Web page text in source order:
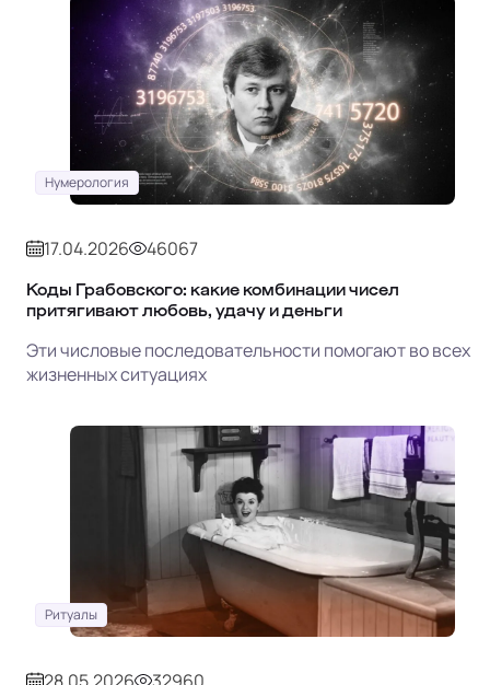
Нумерология
17.04.2026 46067
Коды Грабовского: какие комбинации чисел
притягивают любовь, удачу и деньги
Эти числовые последовательности помогают во всех
жизненных ситуациях
Ритуалы